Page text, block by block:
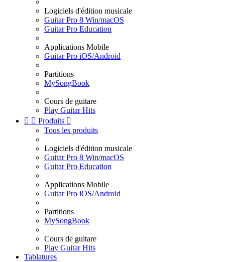
Logiciels d'édition musicale
Guitar Pro 8 Win/macOS
Guitar Pro Education
Applications Mobile
Guitar Pro iOS/Android
Partitions
MySongBook
Cours de guitare
Play Guitar Hits
  Produits 
Tous les produits
Logiciels d'édition musicale
Guitar Pro 8 Win/macOS
Guitar Pro Education
Applications Mobile
Guitar Pro iOS/Android
Partitions
MySongBook
Cours de guitare
Play Guitar Hits
Tablatures